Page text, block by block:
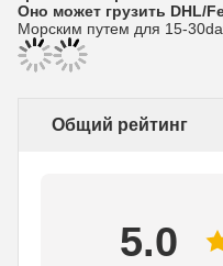
Оно может грузить DHL/
Морским путем для 15-
Общий рейтинг
5.0